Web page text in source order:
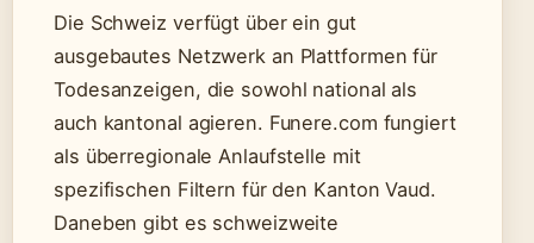
Die Schweiz verfügt über ein gut
ausgebautes Netzwerk an Plattformen für
Todesanzeigen, die sowohl national als
auch kantonal agieren. Funere.com fungiert
als überregionale Anlaufstelle mit
spezifischen Filtern für den Kanton Vaud.
Daneben gibt es schweizweite